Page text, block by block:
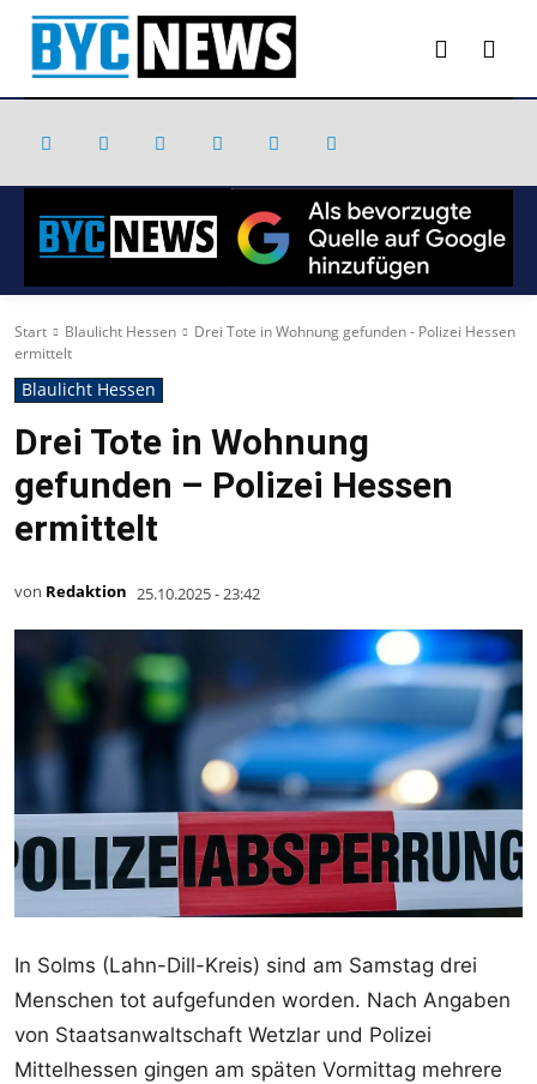
Start Blaulicht Hessen
Drei Tote in Wohnung gefunden - Polizei Hessen
ermittelt
Blaulicht Hessen
Drei Tote in Wohnung
gefunden – Polizei Hessen
ermittelt
von Redaktion 25.10.2025 - 23:42
In Solms (Lahn-Dill-Kreis) sind am Samstag drei
Menschen tot aufgefunden worden. Nach Angaben
von Staatsanwaltschaft Wetzlar und Polizei
Mittelhessen gingen am späten Vormittag mehrere